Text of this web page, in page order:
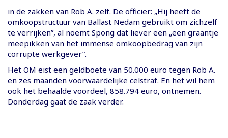
in de zakken van Rob A. zelf. De officier: „Hij heeft de
omkoopstructuur van Ballast Nedam gebruikt om zichzelf
te verrijken”, al noemt Spong dat liever een „een graantje
meepikken van het immense omkoopbedrag van zijn
corrupte werkgever”.
Het OM eist een geldboete van 50.000 euro tegen Rob A.
en zes maanden voorwaardelijke celstraf. En het wil hem
ook het behaalde voordeel, 858.794 euro, ontnemen.
Donderdag gaat de zaak verder.